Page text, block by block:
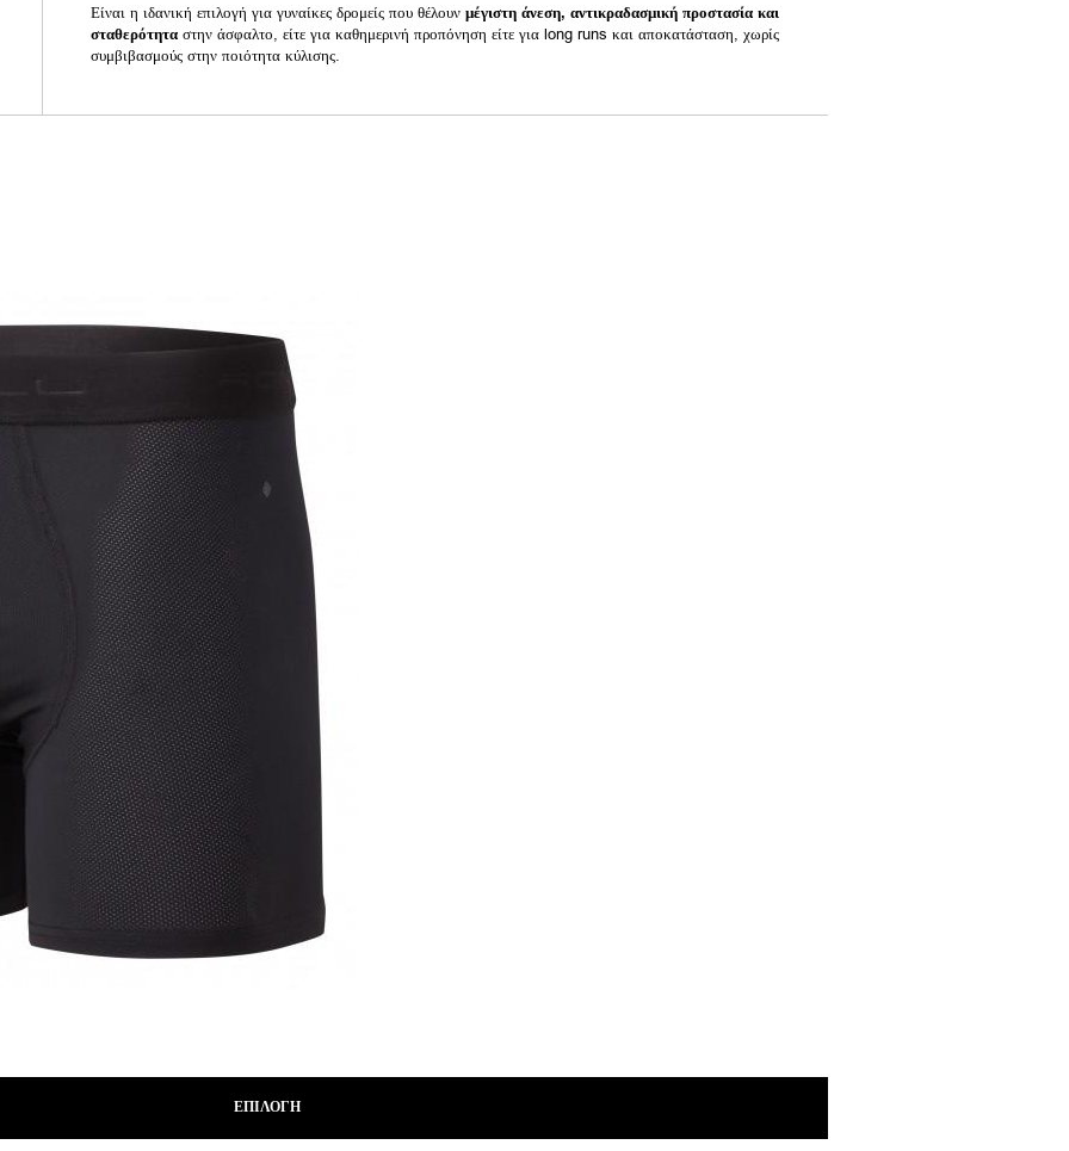
Είναι η ιδανική επιλογή για γυναίκες δρομείς που θέλουν μέγιστη άνεση, αντικραδασμική προστασία και
σταθερότητα στην άσφαλτο, είτε για καθημερινή προπόνηση είτε για long runs και αποκατάσταση, χωρίς
συμβιβασμούς στην ποιότητα κύλισης.
ΕΠΙΛΟΓΉ